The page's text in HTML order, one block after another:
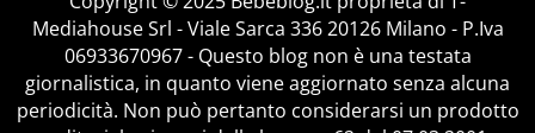
Mediahouse Srl - Viale Sarca 336 20126 Milano - P.Iva
06933670967 - Questo blog non è una testata
giornalistica, in quanto viene aggiornato senza alcuna
periodicità. Non può pertanto considerarsi un prodotto